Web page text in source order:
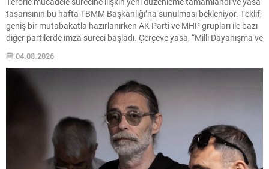
tasarısının bu hafta TBMM Başkanlığı’na sunulması bekleniyor. Teklif,
geniş bir mutabakatla hazırlanırken AK Parti ve MHP grupları ile bazı
diğer partilerde imza süreci başladı. Çerçeve yasa, “Milli Dayanışma ve
MHP’de ilk imzayı Genel Başkan Devlet Bahçeli...
04.08.2026